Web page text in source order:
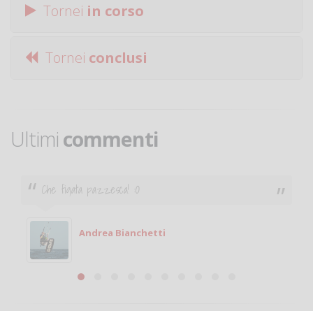
Tornei in corso
Tornei conclusi
Ultimi commenti
Ciao. Sono a Treviglio da poco e vorrei tornare a
Michele